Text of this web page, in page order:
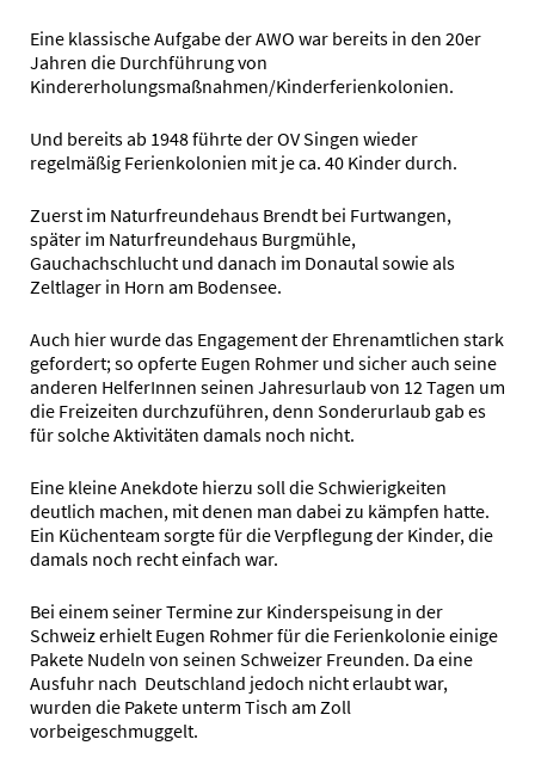
Eine klassische Aufgabe der AWO war bereits in den 20er
Jahren die Durchführung von
Kindererholungsmaßnahmen/Kinderferienkolonien.
Und bereits ab 1948 führte der OV Singen wieder
regelmäßig Ferienkolonien mit je ca. 40 Kinder durch.
Zuerst im Naturfreundehaus Brendt bei Furtwangen,
später im Naturfreundehaus Burgmühle,
Gauchachschlucht und danach im Donautal sowie als
Zeltlager in Horn am Bodensee.
Auch hier wurde das Engagement der Ehrenamtlichen stark
gefordert; so opferte Eugen Rohmer und sicher auch seine
anderen HelferInnen seinen Jahresurlaub von 12 Tagen um
die Freizeiten durchzuführen, denn Sonderurlaub gab es
für solche Aktivitäten damals noch nicht.
Eine kleine Anekdote hierzu soll die Schwierigkeiten
deutlich machen, mit denen man dabei zu kämpfen hatte.
Ein Küchenteam sorgte für die Verpflegung der Kinder, die
damals noch recht einfach war.
Bei einem seiner Termine zur Kinderspeisung in der
Schweiz erhielt Eugen Rohmer für die Ferienkolonie einige
Pakete Nudeln von seinen Schweizer Freunden. Da eine
Ausfuhr nach Deutschland jedoch nicht erlaubt war,
wurden die Pakete unterm Tisch am Zoll
vorbeigeschmuggelt.